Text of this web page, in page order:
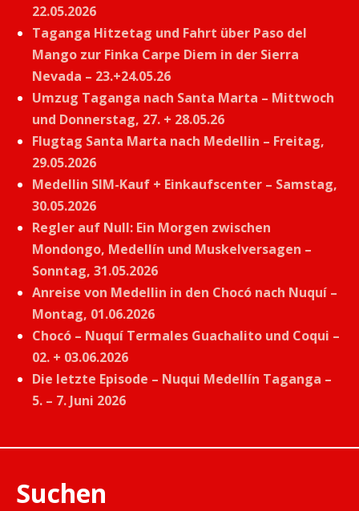
22.05.2026
Taganga Hitzetag und Fahrt über Paso del
Mango zur Finka Carpe Diem in der Sierra
Nevada – 23.+24.05.26
Umzug Taganga nach Santa Marta – Mittwoch
und Donnerstag, 27. + 28.05.26
Flugtag Santa Marta nach Medellin – Freitag,
29.05.2026
Medellin SIM-Kauf + Einkaufscenter – Samstag,
30.05.2026
Regler auf Null: Ein Morgen zwischen
Mondongo, Medellín und Muskelversagen –
Sonntag, 31.05.2026
Anreise von Medellin in den Chocó nach Nuquí –
Montag, 01.06.2026
Chocó – Nuquí Termales Guachalito und Coqui –
02. + 03.06.2026
Die letzte Episode – Nuqui Medellín Taganga –
5. – 7. Juni 2026
Suchen